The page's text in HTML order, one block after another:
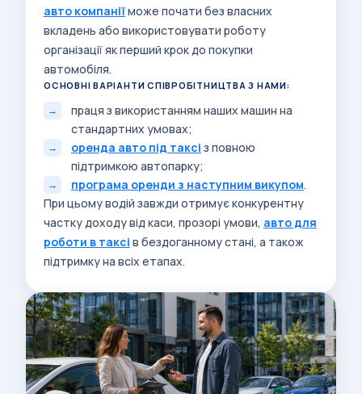
авто компаніїможе почати без власних
вкладень або використовувати роботу
організації як перший крок до покупки
автомобіля.
ОСНОВНІ ВАРІАНТИ СПІВРОБІТНИЦТВА З НАМИ:
праця з використанням наших машин на
стандартних умовах;
оренда авто під таксі з повною
підтримкою автопарку;
програма оренди з наступним викупом.
При цьому водій завжди отримує конкурентну
частку доходу від каси, прозорі умови, авто для
роботи в таксі в бездоганному стані, а також
підтримку на всіх етапах.